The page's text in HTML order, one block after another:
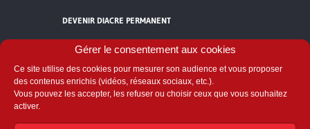
Gérer le consentement aux cookies
Ce site utilise des cookies pour mesurer son audience et vous proposer
des contenus enrichis (vidéos, réseaux sociaux, etc.).
Vous pouvez les accepter, les refuser ou choisir ceux que vous souhaitez
activer.
DEVENIR DIACRE PERMANENT
TÉMOIGNAGES
ACCUEIL